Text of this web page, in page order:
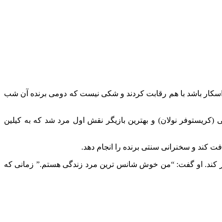
اسکار باشد با هم رقابت کردند و شکی نیست که دومی برنده آن شب
(کریستوفر نولان) و بهترین بازیگر نقش اول مرد شد که به کیلین
کند و سخنرانی سنتی برنده را انجام دهد.
کند. او گفت: “من خوش شانس ترین مرد زندگی هستم.” زمانی که